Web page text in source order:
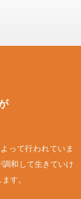
って行われていま
和して生きていけ
す。